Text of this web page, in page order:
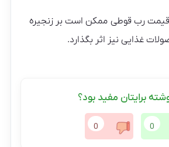
قیمت رب قوطی ممکن است بر زنجیره
غذایی نیز اثر بگذارد.
برایتان مفید بود؟
0
0